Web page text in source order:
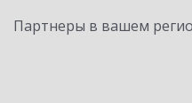
Партнеры в вашем